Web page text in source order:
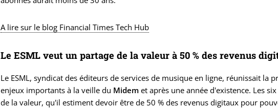
A lire sur le blog Financial Times Tech Hub
Le ESML veut un partage de la valeur à 50 % des revenus
Le ESML, syndicat des éditeurs de services de musique en ligne, réunissait la
enjeux importants à la veille du Midem et après une année d'existence. Les
de la valeur, qu'il estiment devoir être de 50 % des revenus digitaux pour